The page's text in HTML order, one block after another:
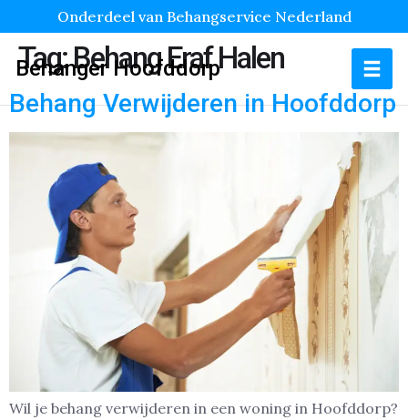
Onderdeel van Behangservice Nederland
Behanger Hoofddorp
Tag:Behang Eraf Halen
Behang Verwijderen in Hoofddorp
Wil je behang verwijderen in een woning in Hoofddorp?